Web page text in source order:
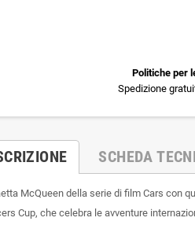
Politiche per
Spedizione
SCHEDA
McQueen della serie di film Cars con
Cup, che celebra le avventure